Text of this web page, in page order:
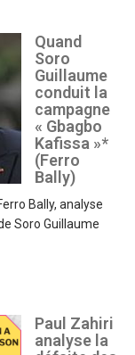
Quand
Soro
Guillaume
conduit la
campagne
« Gbagbo
Kafissa »*
(Ferro
Bally)
Bally, analyse
Soro Guillaume
Paul Zahiri
analyse la